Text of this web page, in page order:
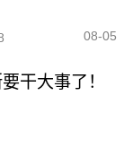
08-05
干大事了！